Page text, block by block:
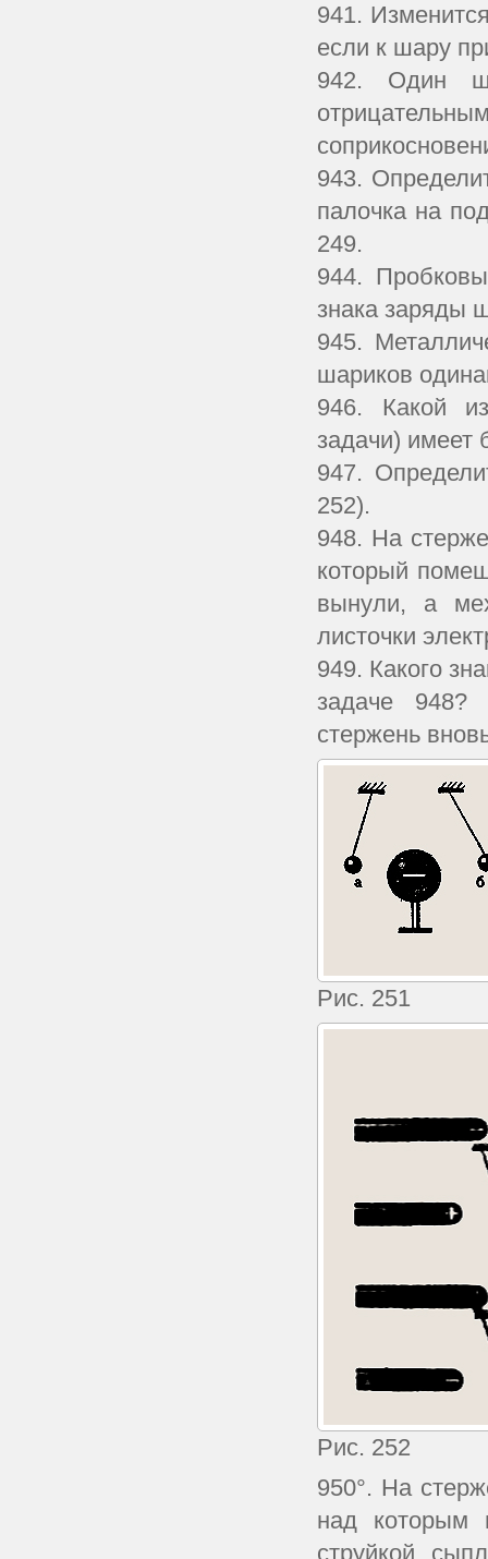
941.
если к шару
942. Один
943.
палочка на
249.
944.
знака заряды
945.
шариков
946. Какой
задачи) имеет
947.
252).
948. На
который
вынули, а
листочки
949. Какого
задаче 948?
стержень
Рис. 251
Рис. 252
950°. На
над которым
струйкой